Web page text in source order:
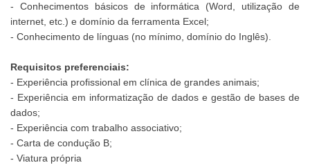
- Conhecimentos básicos de informática (Word, utilização de
internet, etc.) e domínio da ferramenta Excel;
- Conhecimento de línguas (no mínimo, domínio do Inglês).
Requisitos preferenciais:
- Experiência profissional em clínica de grandes animais;
- Experiência em informatização de dados e gestão de bases de
dados;
- Experiência com trabalho associativo;
- Carta de condução B;
- Viatura própria